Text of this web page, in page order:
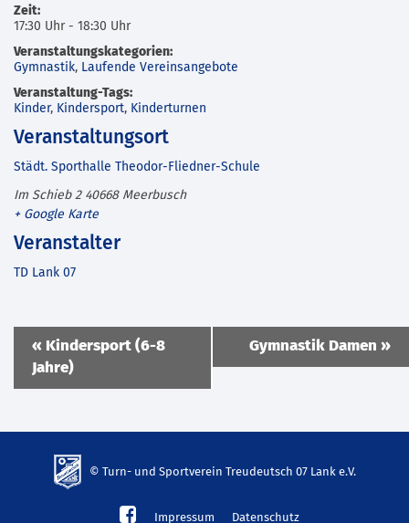
Zeit:
17:30 Uhr - 18:30 Uhr
Veranstaltungskategorien:
Gymnastik, Laufende Vereinsangebote
Veranstaltung-Tags:
Kinder, Kindersport, Kinderturnen
Veranstaltungsort
Städt. Sporthalle Theodor-Fliedner-Schule
Im Schieb 2 40668 Meerbusch
+ Google Karte
Veranstalter
TD Lank 07
Veranstaltung
Navigation
« Kindersport (6-8
Jahre)
Gymnastik Damen »
© Turn- und Sportverein Treudeutsch 07 Lank e.V.
Impressum Datenschutz